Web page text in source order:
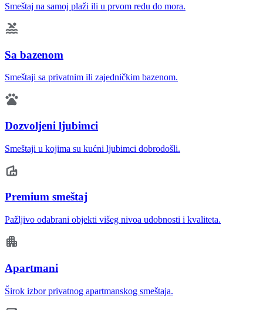
Smeštaj na samoj plaži ili u prvom redu do mora.
Sa bazenom
Smeštaji sa privatnim ili zajedničkim bazenom.
Dozvoljeni ljubimci
Smeštaji u kojima su kućni ljubimci dobrodošli.
Premium smeštaj
Pažljivo odabrani objekti višeg nivoa udobnosti i kvaliteta.
Apartmani
Širok izbor privatnog apartmanskog smeštaja.